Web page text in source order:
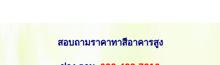
สอบถามราคาทาสีอาคารสูง